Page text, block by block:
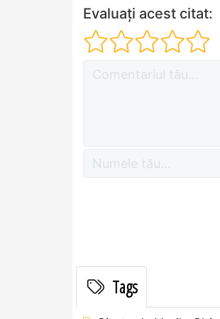
Evaluați acest citat:
Tags